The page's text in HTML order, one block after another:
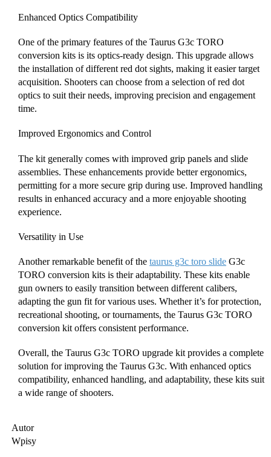
Enhanced Optics Compatibility
One of the primary features of the Taurus G3c TORO
conversion kits is its optics-ready design. This upgrade allows
the installation of different red dot sights, making it easier target
acquisition. Shooters can choose from a selection of red dot
optics to suit their needs, improving precision and engagement
time.
Improved Ergonomics and Control
The kit generally comes with improved grip panels and slide
assemblies. These enhancements provide better ergonomics,
permitting for a more secure grip during use. Improved handling
results in enhanced accuracy and a more enjoyable shooting
experience.
Versatility in Use
Another remarkable benefit of the taurus g3c toro slide G3c
TORO conversion kits is their adaptability. These kits enable
gun owners to easily transition between different calibers,
adapting the gun fit for various uses. Whether it’s for protection,
recreational shooting, or tournaments, the Taurus G3c TORO
conversion kit offers consistent performance.
Overall, the Taurus G3c TORO upgrade kit provides a complete
solution for improving the Taurus G3c. With enhanced optics
compatibility, enhanced handling, and adaptability, these kits suit
a wide range of shooters.
Autor
Wpisy